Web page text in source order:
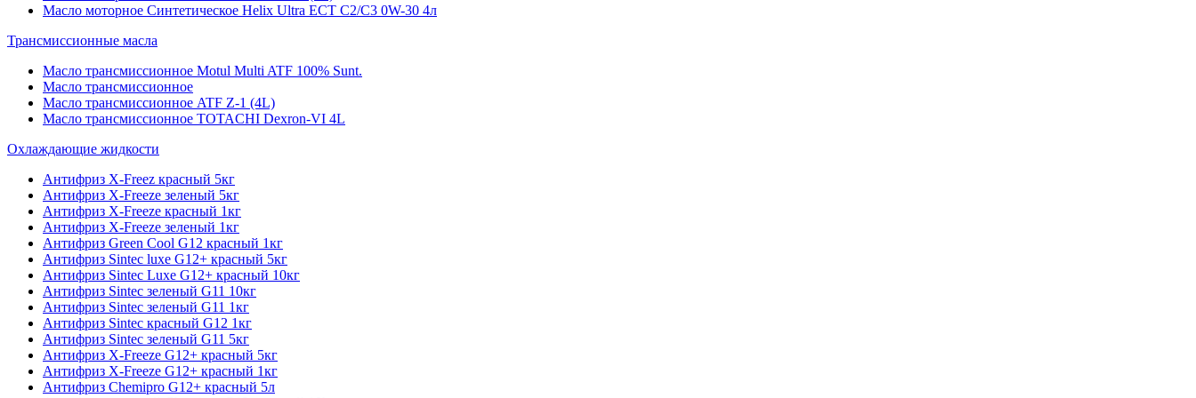
Масло моторное Синтетическое Helix Ultra ECT C2/C3 0W-30 4л
Трансмиссионные масла
Масло трансмиссионное Motul Multi ATF 100% Sunt.
Масло трансмиссионное
Масло трансмиссионное ATF Z-1 (4L)
Масло трансмиссионное TOTACHI Dexron-VI 4L
Охлаждающие жидкости
Антифриз X-Freez красный 5кг
Антифриз X-Freeze зеленый 5кг
Антифриз X-Freeze красный 1кг
Антифриз X-Freeze зеленый 1кг
Антифриз Green Cool G12 красный 1кг
Антифриз Sintec luxe G12+ красный 5кг
Антифриз Sintec Luxe G12+ красный 10кг
Антифриз Sintec зеленый G11 10кг
Антифриз Sintec зеленый G11 1кг
Антифриз Sintec красный G12 1кг
Антифриз Sintec зеленый G11 5кг
Антифриз X-Freeze G12+ красный 5кг
Антифриз X-Freeze G12+ красный 1кг
Антифриз Chemipro G12+ красный 5л